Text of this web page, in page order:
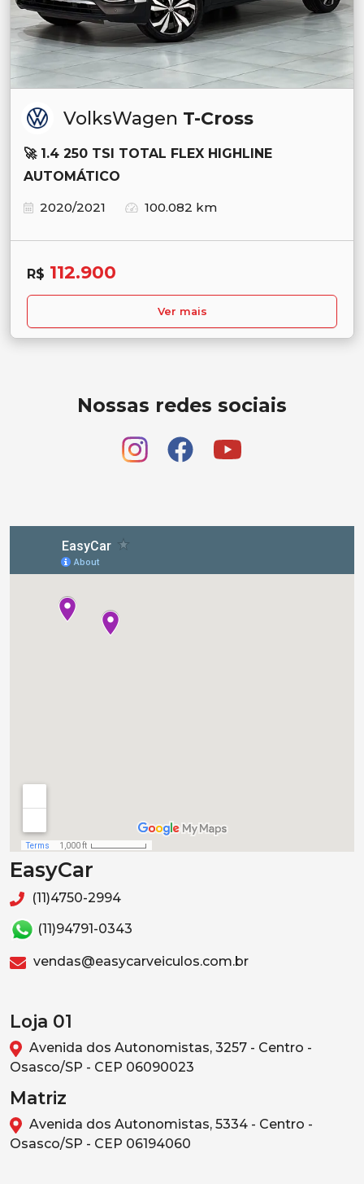
VolksWagen T-Cross
🚀 1.4 250 TSI TOTAL FLEX HIGHLINE
AUTOMÁTICO
2020/2021
100.082 km
R$ 112.900
Ver mais
Nossas redes sociais
EasyCar
(11)4750-2994
(11)94791-0343
vendas@easycarveiculos.com.br
Loja 01
Avenida dos Autonomistas, 3257 - Centro -
Osasco/SP - CEP 06090023
Matriz
Avenida dos Autonomistas, 5334 - Centro -
Osasco/SP - CEP 06194060